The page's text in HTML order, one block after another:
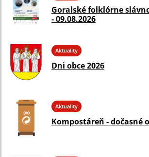
Goralské folklórne
- 09.08.2026
Aktuality
Dni obce 2026
Aktuality
Kompostáreň - dočasné